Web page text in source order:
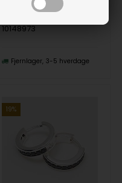
10148973
Fjernlager 3-5 hverdage
19%